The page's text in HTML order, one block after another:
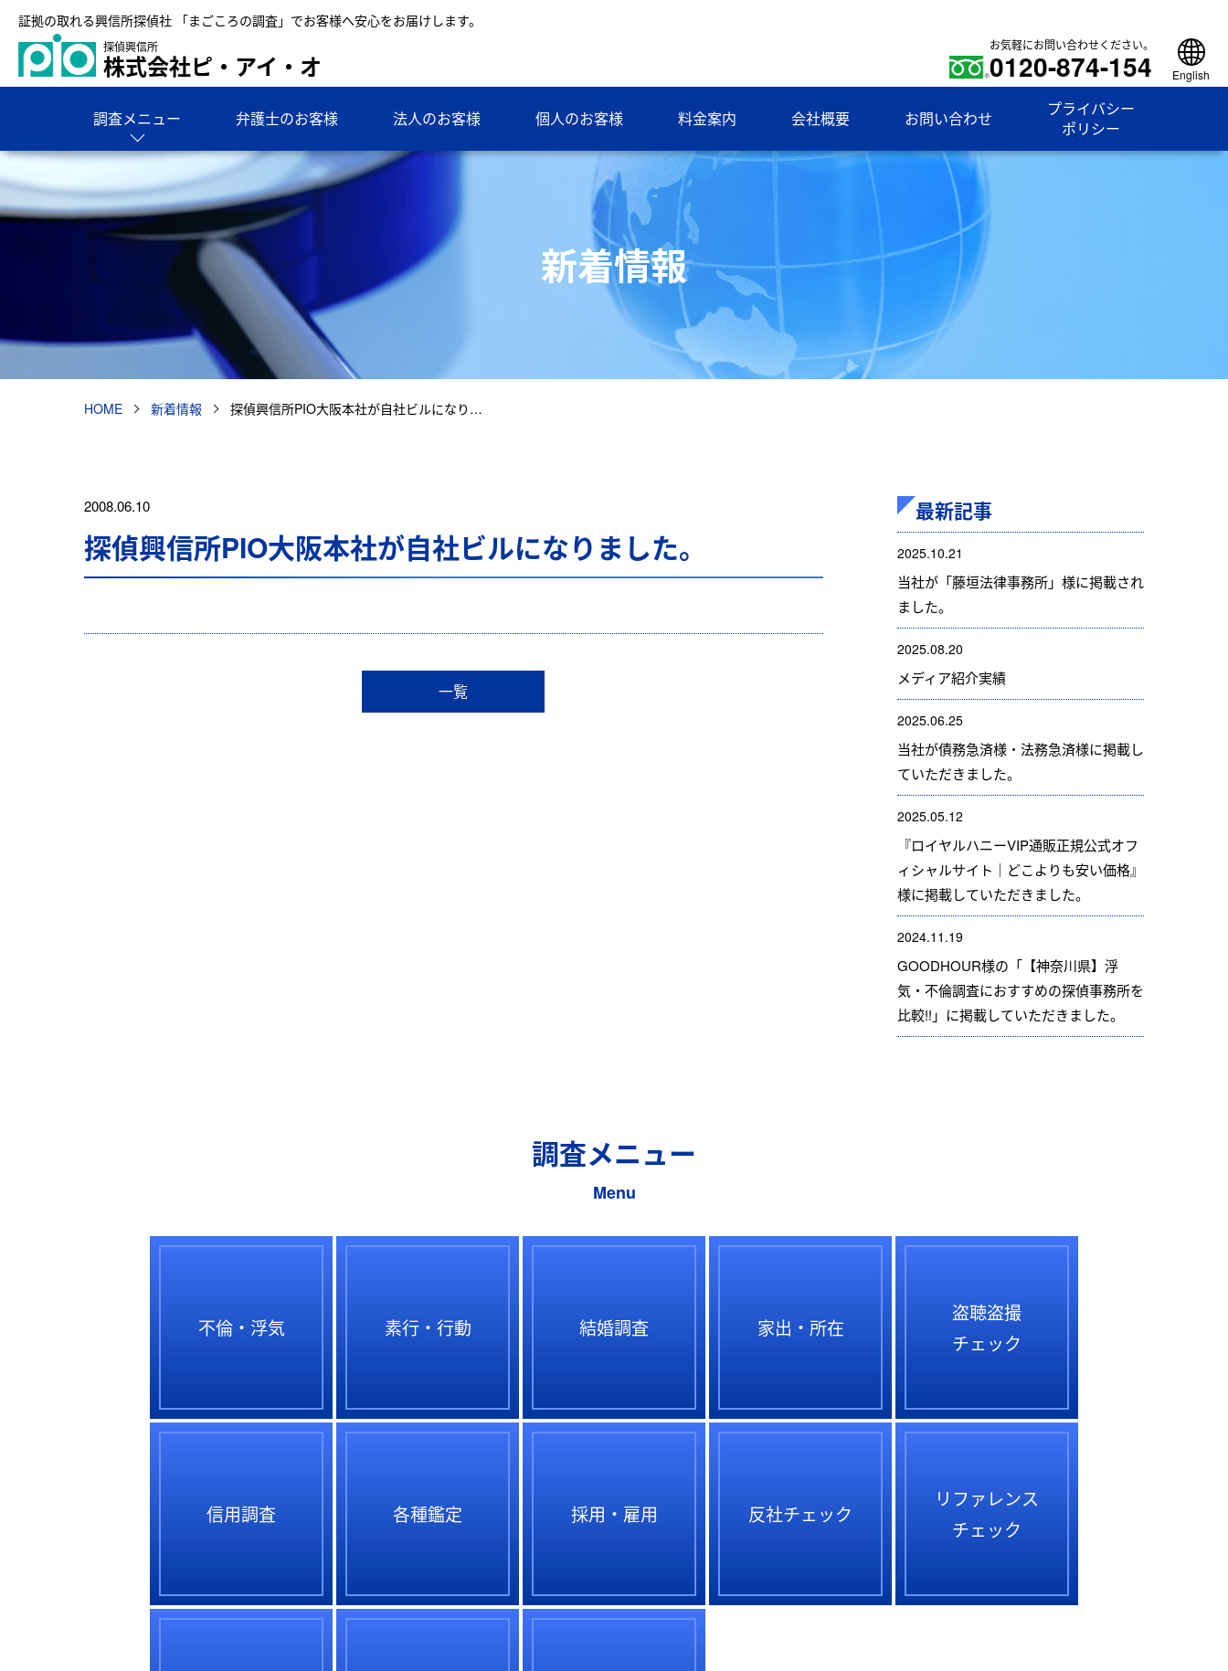
証拠の取れる興信所探偵社 「まごころの調査」でお客様へ安心をお届けします。
探偵興信所
株式会社ピ・アイ・オ
お気軽にお問い合わせください。
0120-874-154 English
調査メニュー 弁護士のお客様 法人のお客様 個人のお客様 料金案内 会社概要 お問い合わせ
プライバシー
ポリシー
新着情報
HOME 新着情報 探偵興信所PIO大阪本社が自社ビルになり…
2008.06.10
探偵興信所PIO大阪本社が自社ビルになりました。
一覧
最新記事
2025.10.21
当社が「藤垣法律事務所」様に掲載され
ました。
2025.08.20
メディア紹介実績
2025.06.25
当社が債務急済様・法務急済様に掲載し
ていただきました。
2025.05.12
『ロイヤルハニーVIP通販正規公式オフ
ィシャルサイト｜どこよりも安い価格』
様に掲載していただきました。
2024.11.19
GOODHOUR様の「【神奈川県】浮
気・不倫調査におすすめの探偵事務所を
比較!!」に掲載していただきました。
調査メニュー
Menu
不倫・浮気 素行・行動 結婚調査 家出・所在
盗聴盗撮
チェック
信用調査 各種鑑定 採用・雇用 反社チェック
リファレンス
チェック